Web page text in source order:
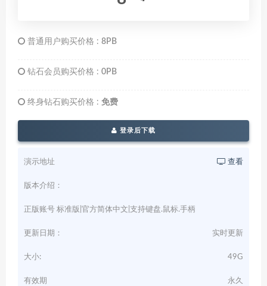
普通用户购买价格 : 8PB
钻石会员购买价格 : 0PB
终身钻石购买价格 : 免费
登录后下载
演示地址 查看
版本介绍：
正版账号 标准版|官方简体中文|支持键盘.鼠标.手柄
更新日期： 实时更新
大小: 49G
有效期 永久